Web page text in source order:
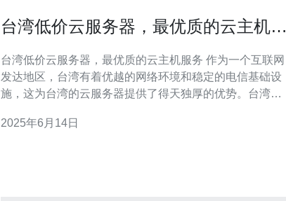
台湾低价云服务器，最优质的云主机服
台湾低价云服务器，最优质的云主机服务 作为一个互联网
发达地区，台湾有着优越的网络环境和稳定的电信基础设
施，这为台湾的云服务器提供了得天独厚的优势。台湾的
比高，深受用户喜爱。 台湾的云服务器提供商不断提升服
2025年6月14日